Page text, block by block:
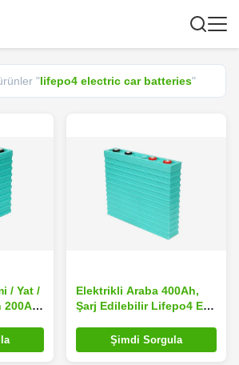
"lifepo4 electric car batteries"
/ Yat /
200Ah
Elektrikli Araba 400Ah,
Şarj Edilebilir Lifepo4 EV
Şimdi Sorgula